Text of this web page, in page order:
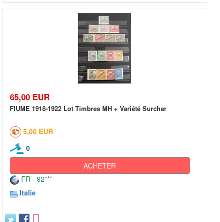
65,00 EUR
FIUME 1918-1922 Lot Timbres MH + Variété Surchar
5,00 EUR
0
ACHETER
FR - 92***
Italie